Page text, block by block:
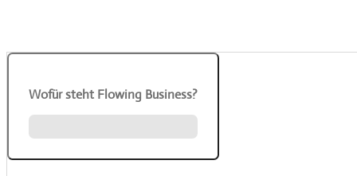
Wofür steht Flowing Business?